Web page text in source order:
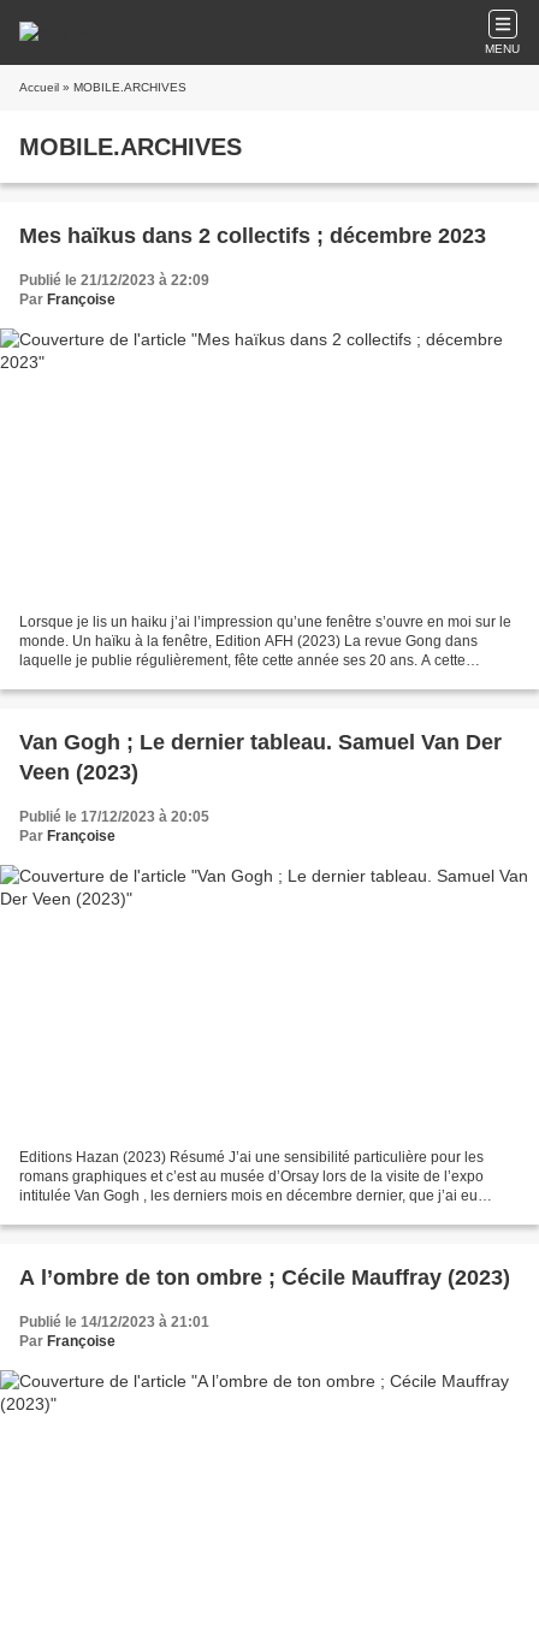
MENU
Accueil » MOBILE.ARCHIVES
MOBILE.ARCHIVES
Mes haïkus dans 2 collectifs ; décembre 2023
Publié le 21/12/2023 à 22:09
Par Françoise
Lorsque je lis un haiku j’ai l’impression qu’une fenêtre s’ouvre en moi sur le
monde. Un haïku à la fenêtre, Edition AFH (2023) La revue Gong dans
laquelle je publie régulièrement, fête cette année ses 20 ans. A cette
Van Gogh ; Le dernier tableau. Samuel Van Der
Veen (2023)
Publié le 17/12/2023 à 20:05
Par Françoise
Editions Hazan (2023) Résumé J’ai une sensibilité particulière pour les
romans graphiques et c’est au musée d’Orsay lors de la visite de l’expo
intitulée Van Gogh , les derniers mois en décembre dernier, que j’ai eu
A l’ombre de ton ombre ; Cécile Mauffray (2023)
Publié le 14/12/2023 à 21:01
Par Françoise